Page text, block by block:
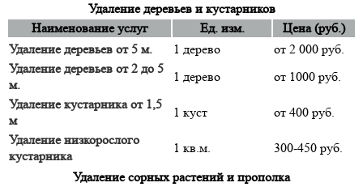
Удаление деревьев и кустарников
Наименование услуг
Ед. изм.
Цена (руб.)
Удаление деревьев от 5 м.
1 дерево
от 2 000 руб.
Удаление деревьев от 2 до 5
м.
1 дерево
от 1000 руб.
Удаление кустарника от 1,5
м
1 куст
от 400 руб.
Удаление низкорослого
кустарника
1 кв.м.
300-450 руб.
Удаление сорных растений и прополка